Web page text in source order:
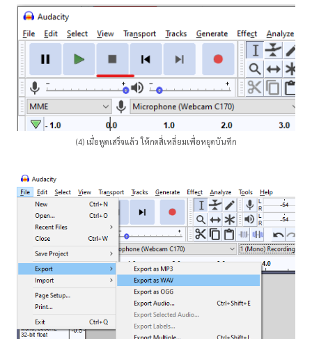
(4) เมื่อพูดเสร็จแล้ว ให้กดสี่เหลี่ยมเพื่อหยุดบันทึก